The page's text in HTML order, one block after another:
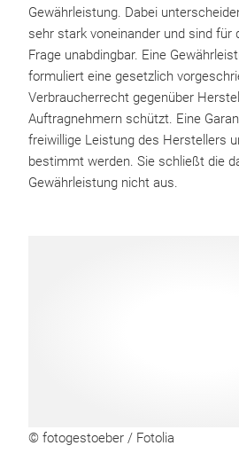
Gewährleistung. Dabei
sehr stark voneinander und sind für
Frage unabdingbar. Eine
formuliert eine gesetzlich
Verbraucherrecht gegenüber
Auftragnehmern schützt. Eine
freiwillige Leistung des Herstellers
bestimmt werden. Sie schließt die
Gewährleistung nicht aus.
© fotogestoeber / Fotolia